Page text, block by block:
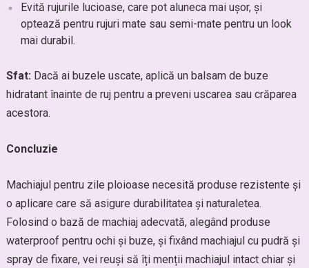
Evită rujurile lucioase, care pot aluneca mai ușor, și
optează pentru rujuri mate sau semi-mate pentru un look
mai durabil.
Sfat: Dacă ai buzele uscate, aplică un balsam de buze
hidratant înainte de ruj pentru a preveni uscarea sau crăparea
acestora.
Concluzie
Machiajul pentru zile ploioase necesită produse rezistente și
o aplicare care să asigure durabilitatea și naturaletea.
Folosind o bază de machiaj adecvată, alegând produse
waterproof pentru ochi și buze, și fixând machiajul cu pudră și
spray de fixare, vei reuși să îți menții machiajul intact chiar și